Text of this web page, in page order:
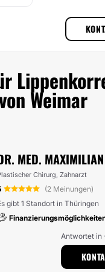
Weimar
MED.
Chirurg, Zahnarzt
(2 Meinungen)
gibt 1 Standort in Thüringen
Antwortet in